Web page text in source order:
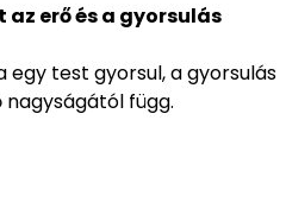
az erő és a gyorsulás
egy test gyorsul, a gyorsulás
függ.